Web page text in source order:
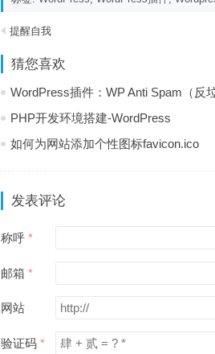
提醒自我
猜您喜欢
WordPress插件：WP Anti Spam（反
PHP开发环境搭建-WordPress
如何为网站添加个性图标favicon.ico
发表评论
称呼
邮箱
网站
验证码